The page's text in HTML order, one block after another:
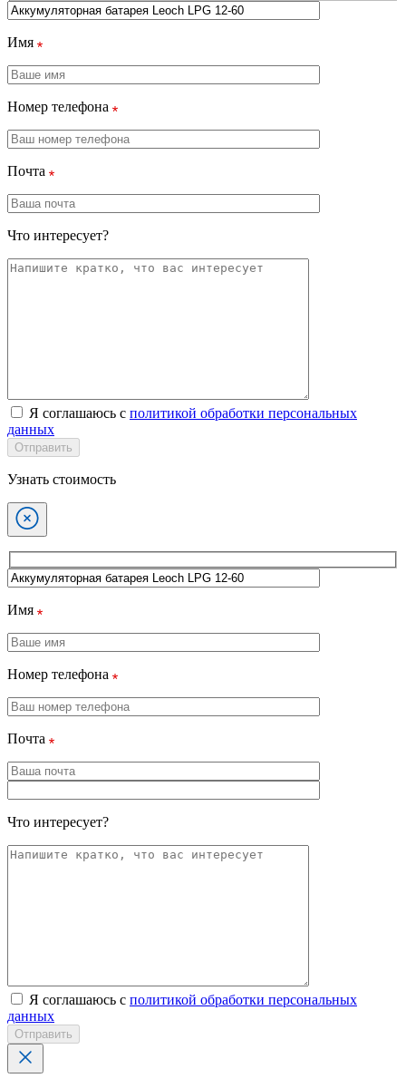
Имя
Номер телефона
Почта
Что интересует?
Я соглашаюсь с политикой обработки персональных
данных
Отправить
Узнать стоимость
Имя
Номер телефона
Почта
Что интересует?
Я соглашаюсь с политикой обработки персональных
данных
Отправить